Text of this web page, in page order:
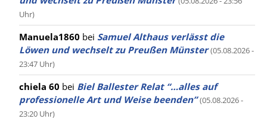
Uhr)
Manuela1860 bei Samuel Althaus verlässt die
Löwen und wechselt zu Preußen Münster (05.08.2026 -
23:47 Uhr)
chiela 60 bei Biel Ballester Relat “…alles auf
professionelle Art und Weise beenden” (05.08.2026 -
23:20 Uhr)